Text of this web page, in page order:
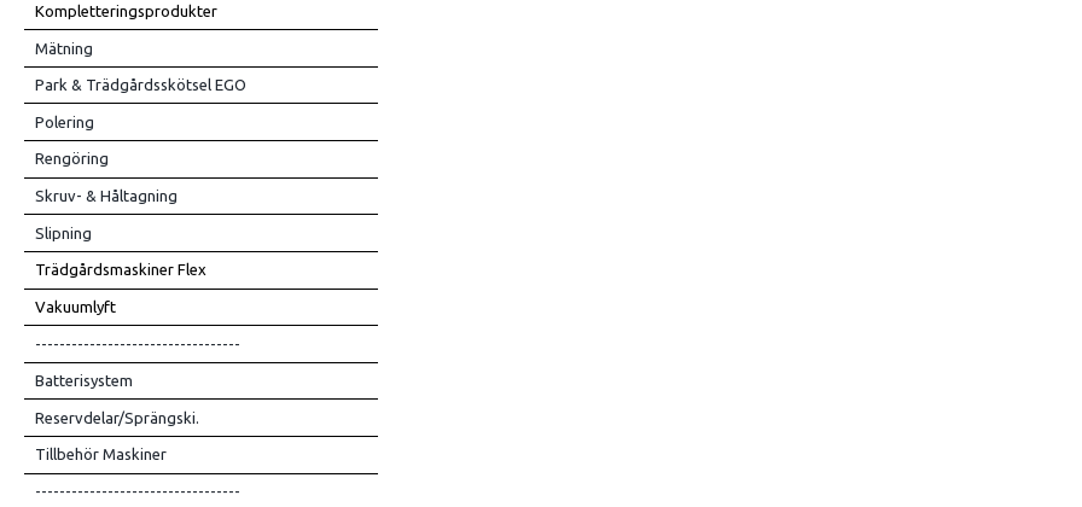
Kompletteringsprodukter
Mätning
Park & Trädgårdsskötsel EGO
Polering
Rengöring
Skruv- & Håltagning
Slipning
Trädgårdsmaskiner Flex
Vakuumlyft
----------------------------------
Batterisystem
Reservdelar/Sprängski.
Tillbehör Maskiner
----------------------------------